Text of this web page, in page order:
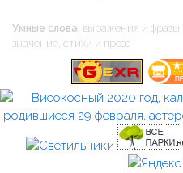
Умные слова, выражения и
значение, стихи и проза